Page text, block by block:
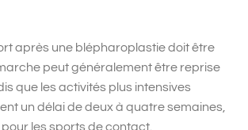
après une blépharoplastie doit être
peut généralement être reprise
que les activités plus intensives
un délai de deux à quatre semaines,
les sports de contact.